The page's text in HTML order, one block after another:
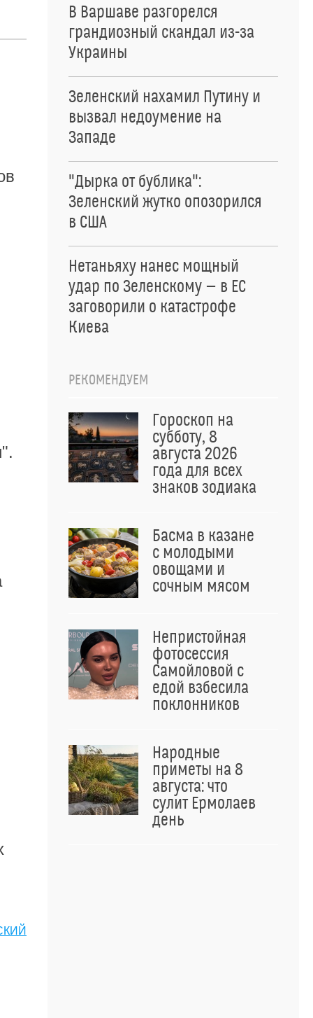
В Варшаве разгорелся
грандиозный скандал из-за
Украины
Зеленский нахамил Путину и
вызвал недоумение на
Западе
"Дырка от бублика":
Зеленский жутко опозорился
в США
Нетаньяху нанес мощный
удар по Зеленскому — в ЕС
заговорили о катастрофе
Киева
РЕКОМЕНДУЕМ
Гороскоп на
субботу, 8
августа 2026
года для всех
знаков зодиака
Басма в казане
с молодыми
овощами и
сочным мясом
Непристойная
фотосессия
Самойловой с
едой взбесила
поклонников
Народные
приметы на 8
августа: что
сулит Ермолаев
день